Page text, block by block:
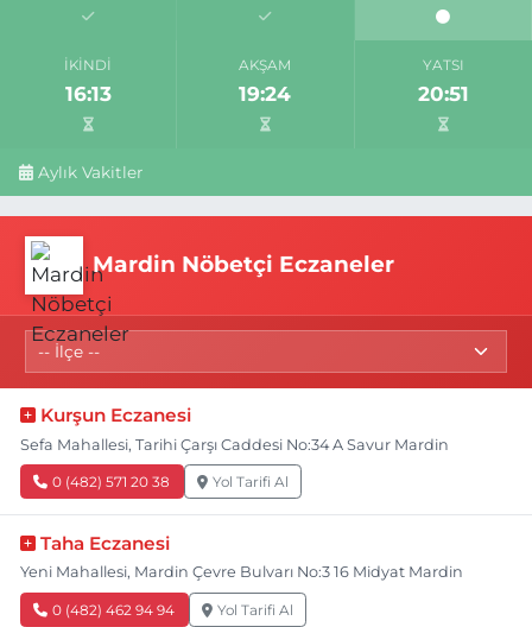
İKINDI
16:13
AKŞAM
19:24
YATSI
20:51
Aylık Vakitler
Mardin Nöbetçi Eczaneler
Kurşun Eczanesi
Sefa Mahallesi, Tarihi Çarşı Caddesi No:34 A Savur Mardin
0 (482) 571 20 38 Yol Tarifi Al
Taha Eczanesi
Yeni Mahallesi, Mardin Çevre Bulvarı No:3 16 Midyat Mardin
0 (482) 462 94 94 Yol Tarifi Al